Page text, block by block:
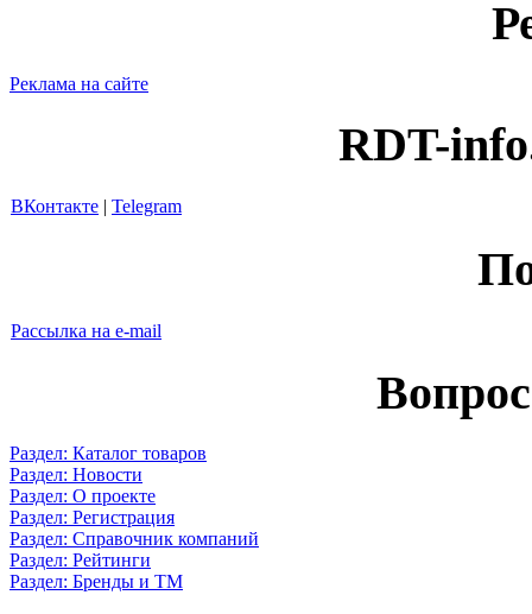
Реклама на сайте
RDT-
ВКонтакте | Telegram
Рассылка на e-mail
Раздел: Каталог товаров
Раздел: Новости
Раздел: О проекте
Раздел: Регистрация
Раздел: Справочник компаний
Раздел: Рейтинги
Раздел: Бренды и ТМ